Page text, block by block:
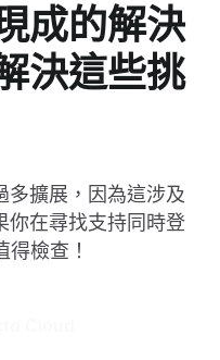
成的解決
決這些挑
多擴展，因為這涉及
你在尋找支持同時登
檢查！